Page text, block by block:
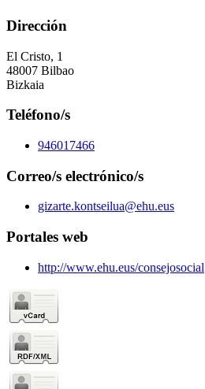
Dirección
El Cristo, 1
48007 Bilbao
Bizkaia
Teléfono/s
946017466
Correo/s electrónico/s
gizarte.kontseilua@ehu.eus
Portales web
http://www.ehu.eus/consejosocial